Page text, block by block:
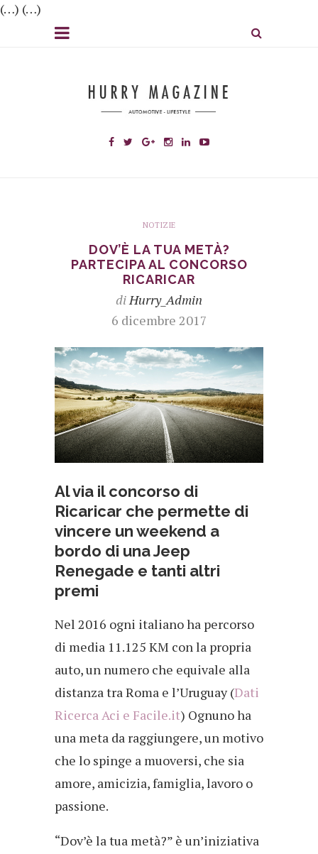
(…) (…)
NOTIZIE
DOV’È LA TUA METÀ?
PARTECIPA AL CONCORSO
RICARICAR
diHurry_Admin
6 dicembre 2017
Al via il concorso di
Ricaricar che permette di
vincere un weekend a
bordo di una Jeep
Renegade e tanti altri
premi
Nel 2016 ogni italiano ha percorso
di media 11.125 KM con la propria
auto, un numero che equivale alla
distanza tra Roma e l’Uruguay (Dati
Ricerca Aci e Facile.it) Ognuno ha
una meta da raggiungere, un motivo
che lo spinge a muoversi, che sia
amore, amicizia, famiglia, lavoro o
passione.
“Dov’è la tua metà?” è un’iniziativa